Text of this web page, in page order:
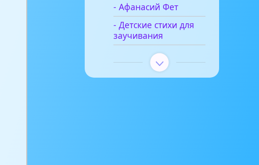
- Афанасий Фет
- Детские стихи для
заучивания